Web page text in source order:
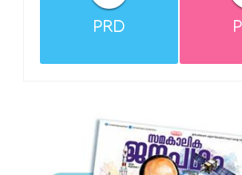
PRD